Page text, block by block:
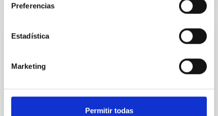
Preferencias
Estadística
Marketing
Permitir todas
Convenio entre el Leibniz-Institut für
de Canarias del Reino de España para la
alemanes en el observatorio del Teide
El objeto del convenio es la operación de las